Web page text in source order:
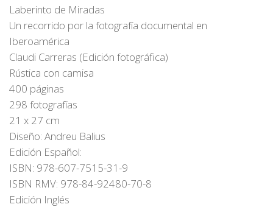
Laberinto de Miradas
Un recorrido por la fotografía documental en
Iberoamérica
Claudi Carreras (Edición fotográfica)
Rústica con camisa
400 páginas
298 fotografías
21 x 27 cm
Diseño: Andreu Balius
Edición Español:
ISBN: 978-607-7515-31-9
ISBN RMV: 978-84-92480-70-8
Edición Inglés